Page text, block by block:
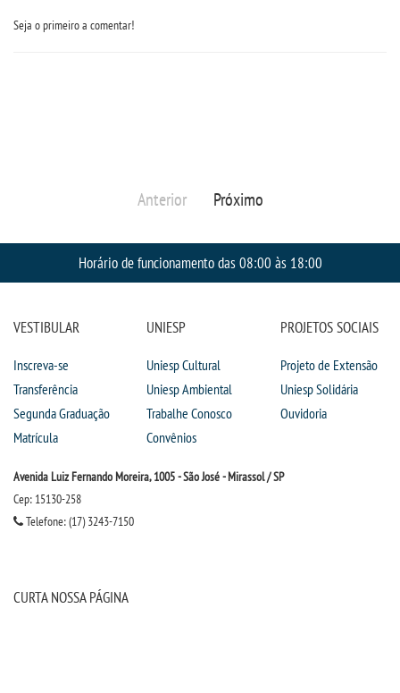
OUVIDORIA
Seja o primeiro a comentar!
Anterior Próximo
Horário de funcionamento das 08:00 às 18:00
VESTIBULAR
Inscreva-se
Transferência
Segunda Graduação
Matrícula
UNIESP
Uniesp Cultural
Uniesp Ambiental
Trabalhe Conosco
Convênios
PROJETOS SOCIAIS
Projeto de Extensão
Uniesp Solidária
Ouvidoria
Avenida Luiz Fernando Moreira, 1005 - São José - Mirassol / SP
Cep: 15130-258
Telefone: (17) 3243-7150
CURTA NOSSA PÁGINA